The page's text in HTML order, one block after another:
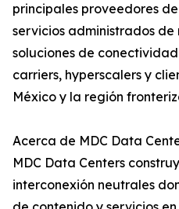
principales proveedores
servicios administrados
soluciones de
carriers, hyperscalers y
México y la región
Acerca de MDC Data
MDC Data Centers
interconexión neutrales